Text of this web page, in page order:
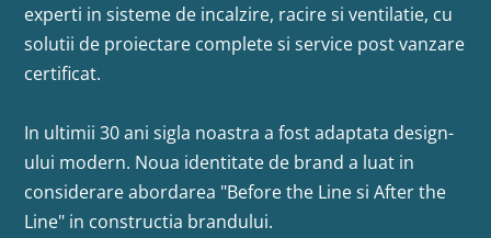
experti in sisteme de incalzire, racire si ventilatie, cu
solutii de proiectare complete si service post vanzare
certificat.
In ultimii 30 ani sigla noastra a fost adaptata design-
ului modern. Noua identitate de brand a luat in
considerare abordarea "Before the Line si After the
Line" in constructia brandului.